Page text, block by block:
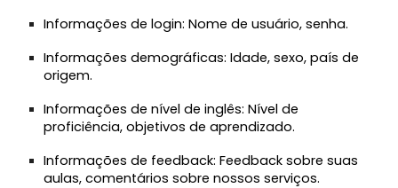
Informações de login: Nome de usuário, senha.
Informações demográficas: Idade, sexo, país de
origem.
Informações de nível de inglês: Nível de
proficiência, objetivos de aprendizado.
Informações de feedback: Feedback sobre suas
aulas, comentários sobre nossos serviços.